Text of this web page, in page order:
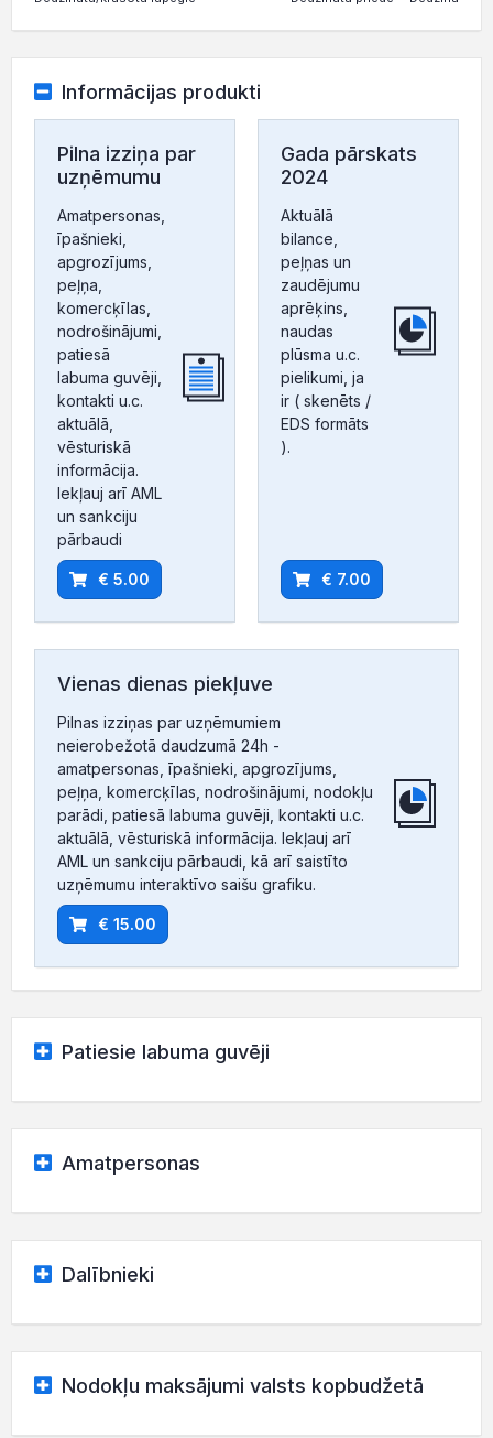
Informācijas produkti
Pilna izziņa par
uzņēmumu
Amatpersonas,
īpašnieki,
apgrozījums,
peļņa,
komercķīlas,
nodrošinājumi,
patiesā
labuma guvēji,
kontakti u.c.
aktuālā,
vēsturiskā
informācija.
Iekļauj arī AML
un sankciju
pārbaudi
€ 5.00
Gada pārskats
2024
Aktuālā
bilance,
peļņas un
zaudējumu
aprēķins,
naudas
plūsma u.c.
pielikumi, ja
ir ( skenēts /
EDS formāts
).
€ 7.00
Vienas dienas piekļuve
Pilnas izziņas par uzņēmumiem
neierobežotā daudzumā 24h -
amatpersonas, īpašnieki, apgrozījums,
peļņa, komercķīlas, nodrošinājumi, nodokļu
parādi, patiesā labuma guvēji, kontakti u.c.
aktuālā, vēsturiskā informācija. Iekļauj arī
AML un sankciju pārbaudi, kā arī saistīto
uzņēmumu interaktīvo saišu grafiku.
€ 15.00
Patiesie labuma guvēji
Amatpersonas
Dalībnieki
Nodokļu maksājumi valsts kopbudžetā